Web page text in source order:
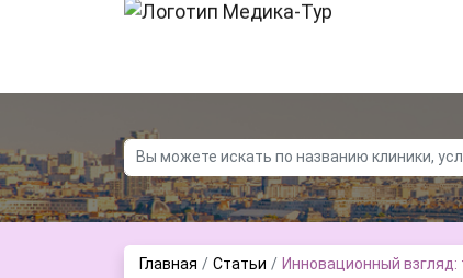
Контакты О нас Новости
Главная Статьи Инновационный